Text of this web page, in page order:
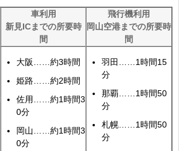
車利用
新見ICまでの所要時
間
飛行機利用
岡山空港までの所要時
間
大阪……約3時間
姫路……約2時間
佐用……約1時間3
0分
岡山……約1時間3
0分
羽田……1時間15
分
那覇……1時間50
分
札幌……1時間50
分